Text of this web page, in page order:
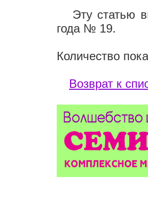
Эту статью
года № 19.
Количество
Возврат к